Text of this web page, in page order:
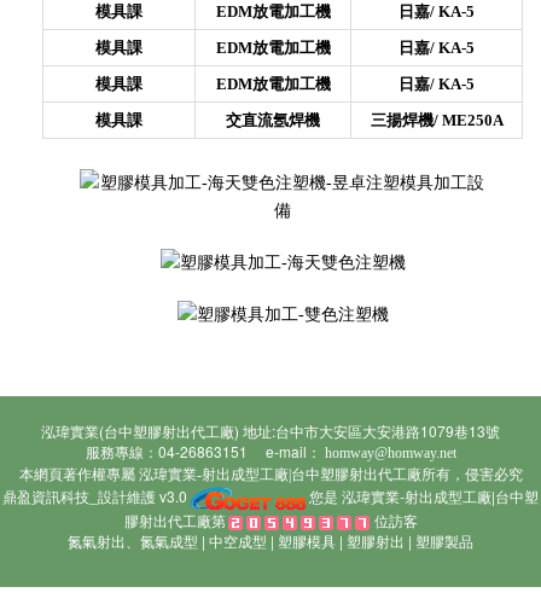
模具課
EDM放電加工機 日嘉/ KA-5
模具課
EDM放電加工機 日嘉/ KA-5
模具課
EDM放電加工機 日嘉/ KA-5
模具課
交直流氬焊機 三揚焊機/ ME250A
泓瑋實業(台中塑膠射出代工廠) 地址:台中市大安區大安港路1079巷13號
服務專線：04-26863151 e-mail： homway@homway.net
本網頁著作權專屬泓瑋實業-射出成型工廠|台中塑膠射出代工廠所有，侵害必究
鼎盈資訊科技_設計維護 v3.0
您是 泓瑋實業-射出成型工廠|台中塑
膠射出代工廠第
位訪客
氮氣射出、氮氣成型 | 中空成型 | 塑膠模具 | 塑膠射出 | 塑膠製品